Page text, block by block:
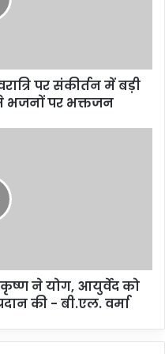
पर संकीर्तन में बड़ी
भजनों पर भक्तजन
ने योग, आयुर्वेद को
की - बी.एल. वर्मा